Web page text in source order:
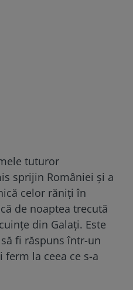
tuturor
sprijin României și a
celor răniți în
de noaptea trecută
din Galați. Este
fi răspuns într-un
la ceea ce s-a